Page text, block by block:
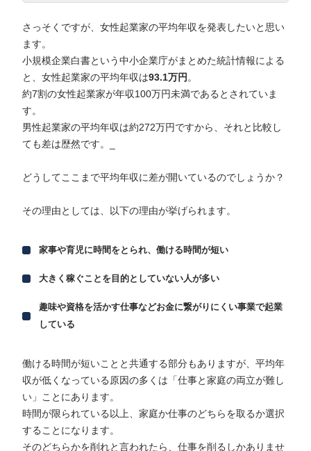
さっそくですが、女性起業家の平均年収を発表したいと思い
ます。
小規模企業白書という中小企業庁がまとめた統計情報による
と、女性起業家の平均年収は93.1万円 。
約7割の女性起業家が年収100万円未満であるとされていま
す。
男性起業家の平均年収は約272万円ですから、それと比較し
ても差は歴然です。_
どうしてここまで平均年収に差が開いているのでしょうか？
その理由としては、以下の理由が挙げられます。
家事や育児に時間をとられ、働ける時間が短い
大きく稼ぐことを目的としていない人が多い
趣味や資格を活かす仕事などお金に繋がりにくい事業で起業
している
働ける時間が短いことと共通する部分もありますが、平均年
収が低くなっている原因の多くは「仕事と家庭の両立が難し
い」ことにあります。
時間が限られている以上、家庭か仕事のどちらを取るか選択
することになります。
そのどちらかを削れと言われたら、仕事を削るしかありませ